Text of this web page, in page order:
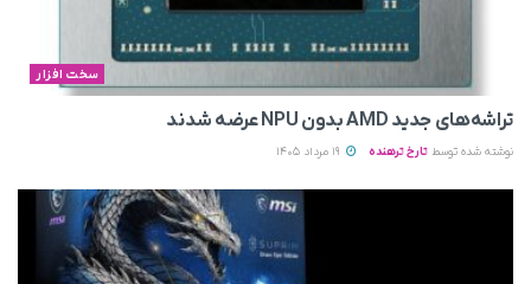
سخت افزار
تراشه‌های جدید AMD بدون NPU عرضه شدند
نوشته شده توسط تارخ ترهنده